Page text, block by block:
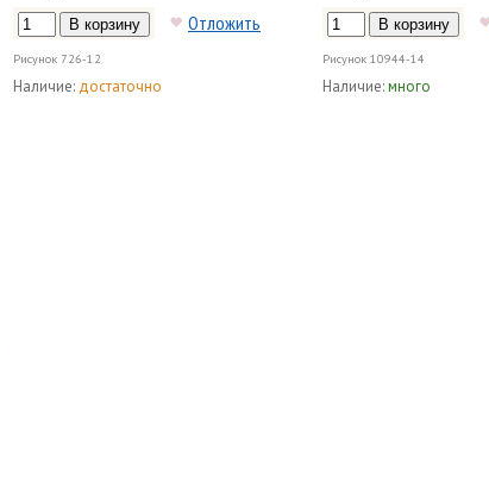
Отложить
Рисунок 726-12
Наличие: достаточно
Рисунок 10944-14
Наличие:много